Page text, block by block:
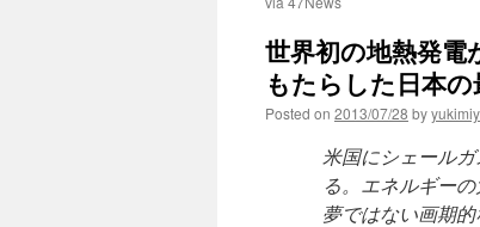
世界初の地熱発
もたらした日本
Posted on 2013/07/28 by
米国にシェール
る。エネルギー
夢ではない画期的